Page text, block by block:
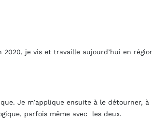
2020, je vis et travaille aujourd’hui en
. Je m’applique ensuite à le détourner, à
, parfois même avec les deux.